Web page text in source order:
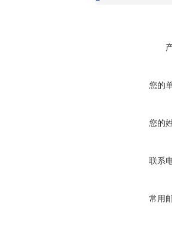
您的
您的
联系
常用